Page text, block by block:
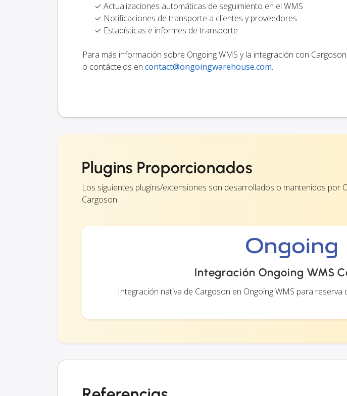
✓ Actualizaciones automáticas de seguimiento en el WMS
✓ Notificaciones de transporte a clientes y proveedores
✓ Estadísticas e informes de transporte
Para más información sobre Ongoing WMS y la integración con
o contáctelos en contact@ongoingwarehouse.com.
Plugins Proporcionados
Los siguientes plugins/extensiones son desarrollados o mantenidos por
Cargoson.
Integración Ongoing WMS
Integración nativa de Cargoson en Ongoing WMS para